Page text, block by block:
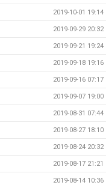
2019-10-01 19:14
2019-09-29 20:32
2019-09-21 19:24
2019-09-18 19:16
2019-09-16 07:17
2019-09-07 19:00
2019-08-31 07:44
2019-08-27 18:10
2019-08-24 20:32
2019-08-17 21:21
2019-08-14 10:36